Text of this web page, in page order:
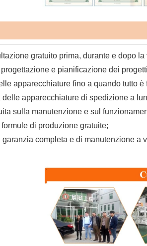
gratuito prima, durante e dopo la
e pianificazione dei
apparecchiature fino a quando tutto è
delle apparecchiature di spedizione a
sulla manutenzione e sul
di produzione gratuite;
completa e di manutenzione a